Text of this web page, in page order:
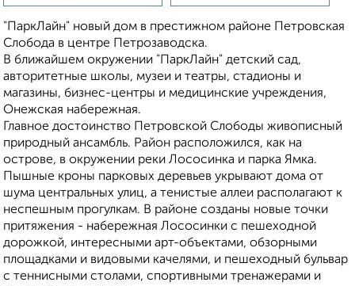
"ПаркЛайн" новый дом в престижном районе Петровская
Слобода в центре Петрозаводска.
В ближайшем окружении "ПаркЛайн" детский сад,
авторитетные школы, музеи и театры, стадионы и
магазины, бизнес-центры и медицинские учреждения,
Онежская набережная.
Главное достоинство Петровской Слободы живописный
природный ансамбль. Район расположился, как на
острове, в окружении реки Лососинка и парка Ямка.
Пышные кроны парковых деревьев укрывают дома от
шума центральных улиц, а тенистые аллеи располагают к
неспешным прогулкам. В районе созданы новые точки
притяжения - набережная Лососинки с пешеходной
дорожкой, интересными арт-объектами, обзорными
площадками и видовыми качелями, и пешеходный бульвар
с теннисными столами, спортивными тренажерами и